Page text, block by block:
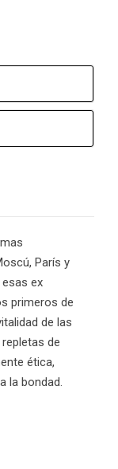
París y
ex
primeros de
de las
de
ética,
la bondad.